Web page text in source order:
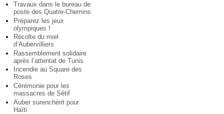
Travaux dans le bureau de
poste des Quatre-Chemins
Préparez les jeux
olympiques !
Récolte du miel
d’Aubervilliers
Rassemblement solidaire
après l’attentat de Tunis
Incendie au Square des
Roses
Cérémonie pour les
massacres de Sétif
Auber surenchérit pour
Haïti